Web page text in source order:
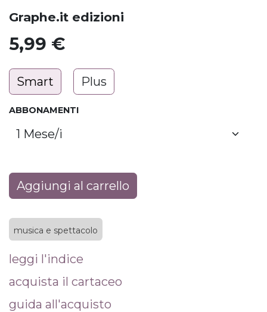
Graphe.it edizioni
5,99 €
Smart Plus
ABBONAMENTI
Aggiungi al carrello
musica e spettacolo
leggi l'indice
acquista il cartaceo
guida all'acquisto